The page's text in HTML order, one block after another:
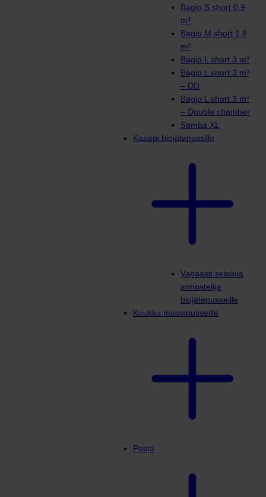
Bagio S short 0,9
m³
Bagio M short 1,8
m³
Bagio L short 3 m³
Bagio L short 3 m³
– DD
Bagio L short 3 m³
– Double chamber
Samba XL
Kaappi biojätepussille
Vapaasti seisova
annostelija
biojätepusseille
Koukku muovipusseille
Pestä